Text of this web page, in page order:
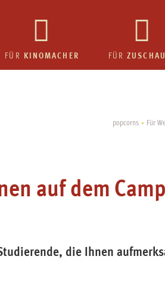
FÜR KINOMACHER FÜR
popcorns Für
auf dem
die Ihnen